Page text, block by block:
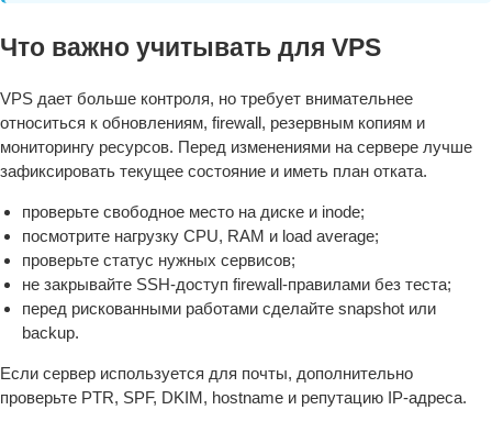
Что важно учитывать для VPS
VPS дает больше контроля, но требует внимательнее
относиться к обновлениям, firewall, резервным копиям и
мониторингу ресурсов. Перед изменениями на сервере лучше
зафиксировать текущее состояние и иметь план отката.
проверьте свободное место на диске и inode;
посмотрите нагрузку CPU, RAM и load average;
проверьте статус нужных сервисов;
не закрывайте SSH-доступ firewall-правилами без теста;
перед рискованными работами сделайте snapshot или
backup.
Если сервер используется для почты, дополнительно
проверьте PTR, SPF, DKIM, hostname и репутацию IP-адреса.